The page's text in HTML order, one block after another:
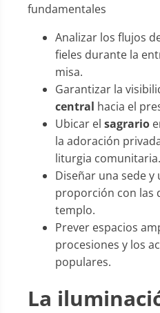
fundamentales
Analizar los flujos
fieles durante la
misa.
Garantizar la
central hacia el
Ubicar el sagrario
la adoración
liturgia comunitaria.
Diseñar una sede
proporción con las
templo.
Prever espacios
procesiones y los
populares.
La